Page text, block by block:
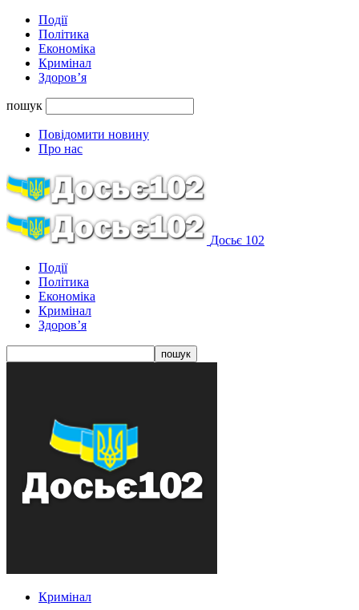
Події
Політика
Економіка
Кримінал
Здоров’я
пошук
Повідомити новину
Про нас
Досьє 102
Події
Політика
Економіка
Кримінал
Здоров’я
Кримінал